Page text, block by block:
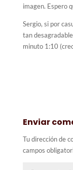
imagen. Espero
Sergio, si por
tan
minuto 1:10
Enviar
Tu dirección de
campos